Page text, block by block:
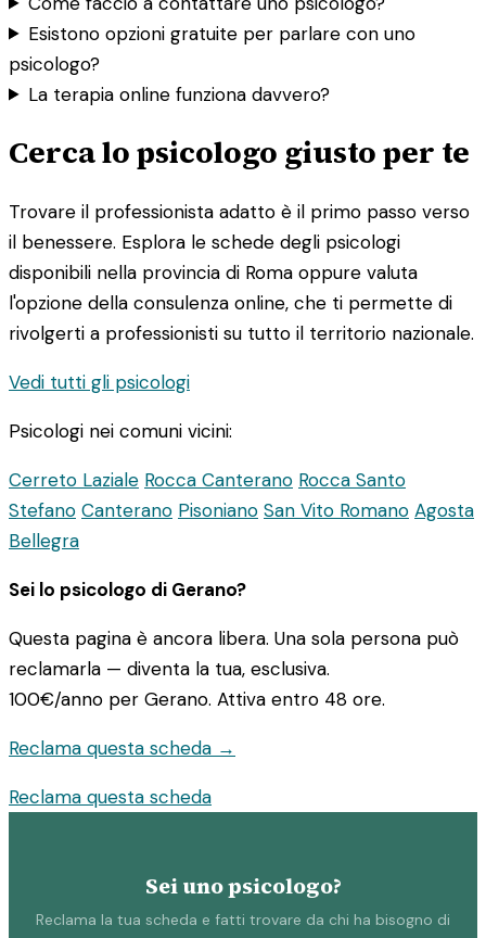
Esistono opzioni gratuite per parlare con uno
psicologo?
La terapia online funziona davvero?
Cerca lo psicologo giusto per te
Trovare il professionista adatto è il primo passo verso
il benessere. Esplora le schede degli psicologi
disponibili nella provincia di Roma oppure valuta
l'opzione della consulenza online, che ti permette di
rivolgerti a professionisti su tutto il territorio nazionale.
Vedi tutti gli psicologi
Psicologi nei comuni vicini:
Cerreto Laziale Rocca Canterano Rocca Santo
Stefano Canterano Pisoniano San Vito Romano Agosta
Bellegra
Sei lo psicologo di Gerano?
Questa pagina è ancora libera. Una sola persona può
reclamarla — diventa la tua, esclusiva.
100€/anno per Gerano. Attiva entro 48 ore.
Reclama questa scheda →
Reclama questa scheda
Sei uno psicologo?
Reclama la tua scheda e fatti trovare da chi ha bisogno di